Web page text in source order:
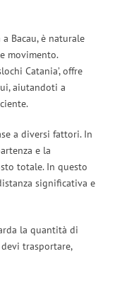
Bacau, è naturale
movimento.
Catania’, offre
aiutandoti a
a diversi fattori. In
e la
totale. In questo
significativa e
la quantità di
trasportare,